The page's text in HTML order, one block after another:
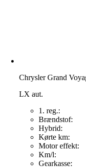
Chrysler Grand
LX aut.
1. reg.:
Brændstof:
Hybrid:
Kørte km:
Motor effekt:
Km/l:
Gearkasse: